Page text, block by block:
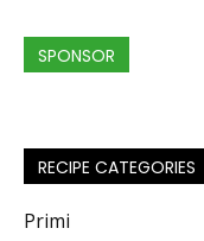
SPONSOR
RECIPE CATEGORIES
Primi